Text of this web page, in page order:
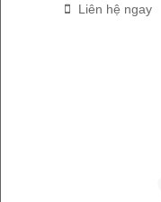
Liên hệ ngay